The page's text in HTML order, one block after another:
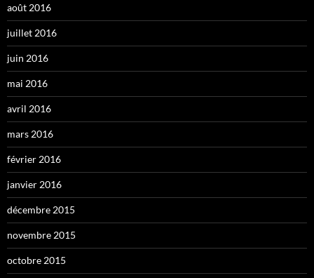
août 2016
juillet 2016
juin 2016
mai 2016
avril 2016
mars 2016
février 2016
janvier 2016
décembre 2015
novembre 2015
octobre 2015